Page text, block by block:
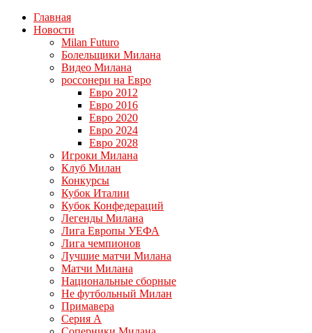
Главная
Новости
Milan Futuro
Болельщики Милана
Видео Милана
россонери на Евро
Евро 2012
Евро 2016
Евро 2020
Евро 2024
Евро 2028
Игроки Милана
Клуб Милан
Конкурсы
Кубок Италии
Кубок Конфедераций
Легенды Милана
Лига Европы УЕФА
Лига чемпионов
Лучшие матчи Милана
Матчи Милана
Национальные сборные
Не футбольный Милан
Примавера
Серия А